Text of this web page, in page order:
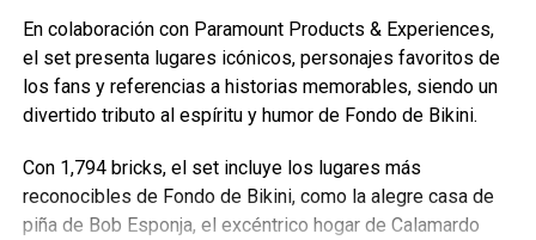
Call of Juarez: Gunslinger tendrá evento en
Dying Light 2
DON'T MISS
Spider-Man 2099, Miles Morales y el Spider-
verse llegarán a Fortnite
Carlos Notario
por favor estar atentos a los canales de comunicación de
Cinépolis.
Estos son los coleccionables de
Spider-Man: Brand New Day
Uno de los vasos muestra a Spider-Man balanceándose
En colaboración con Paramount Products & Experiences,
el set presenta lugares icónicos, personajes favoritos de
los fans y referencias a historias memorables, siendo un
divertido tributo al espíritu y humor de Fondo de Bikini.
Con 1,794 bricks, el set incluye los lugares más
reconocibles de Fondo de Bikini, como la alegre casa de
piña de Bob Esponja, el excéntrico hogar de Calamardo